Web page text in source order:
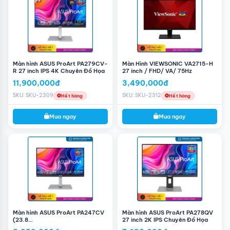
thời gian dài.
Thiết Kế Cong Hiện Đại
Màn hình ASUS ProArt PA279CV-
R 27 inch IPS 4K Chuyên Đồ Họa
11,900,000đ
SKU: SKU-2309 Hết hàng
Mua ngay
Màn Hình VIEWSONIC VA2715-H
27 inch / FHD/ VA/ 75Hz
3,490,000đ
SKU: SKU-2312 Hết hàng
Mua ngay
Màn hình ASUS ProArt PA247CV
(23.8
Màn hình ASUS ProArt PA278QV
27 inch 2K IPS Chuyên Đồ Họa